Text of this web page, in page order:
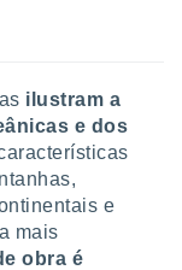
ilustram a
e dos
e
mais
obra é